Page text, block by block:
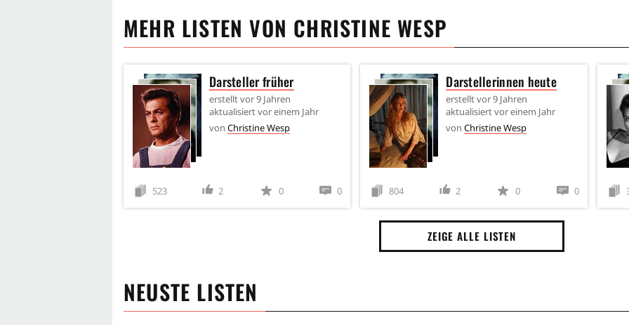
MEHR LISTEN VON CHRISTINE WESP
Darsteller früher
erstelltvor 9 Jahren
aktualisiertvor einem Jahr
von Christine Wesp
523 2 0 0
Darstellerinnen heute
erstelltvor 9 Jahren
aktualisiertvor einem Jahr
von Christine Wesp
804 2 0 0
ZEIGE ALLE LISTEN
NEUSTE LISTEN